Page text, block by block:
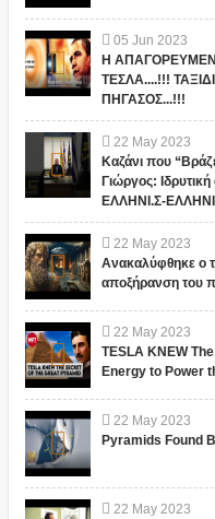
05 Jun 2023
Η
ΤΕΣΛΑ....!!!
ΠΗΓΑΣΟΣ...!!!
22 May 2023
Καζάνι που
Γιώργος:
ΕΛΛΗΝΙ.Σ-
22 May 2023
Ανακαλύφθηκε ο
αποξήρανση του
22 May 2023
TESLA KNEW
Energy to Power
22 May 2023
Pyramids Found
22 May 2023